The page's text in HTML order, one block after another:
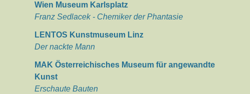
Wien Museum Karlsplatz
Franz Sedlacek - Chemiker der Phantasie
LENTOS Kunstmuseum Linz
Der nackte Mann
MAK Österreichisches Museum für angewandte
Kunst
Erschaute Bauten